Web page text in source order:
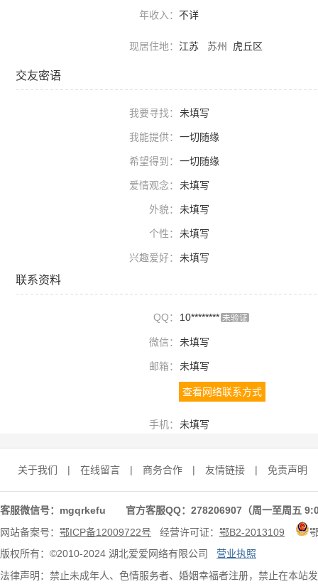
年收入： 不详
现居住地： 江苏 苏州 虎丘区
交友密语
我要寻找： 未填写
我能提供： 一切随缘
希望得到： 一切随缘
爱情观念： 未填写
外貌： 未填写
个性： 未填写
兴趣爱好： 未填写
联系资料
QQ： 10******** 未验证
微信： 未填写
邮箱： 未填写
查看网络联系方式
手机： 未填写
关于我们 | 在线留言 | 商务合作 | 友情链接 | 免责声明
客服微信号：mgqrkefu 官方客服QQ：278206907（周一至周五
网站备案号： 鄂ICP备12009722号 经营许可证： 鄂B2-2013109
版权所有：©2010-2024 湖北爱爱网络有限公司 营业执照
法律声明：禁止未成年人、色情服务者、婚姻幸福者注册，禁止在本站